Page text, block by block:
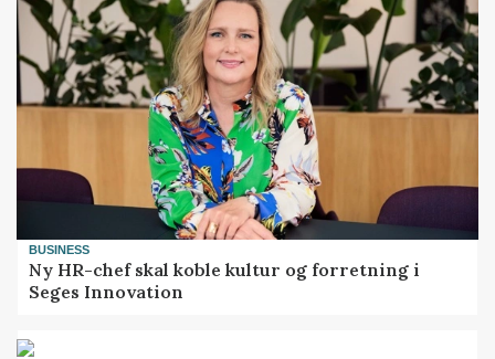
BUSINESS
Ny HR-chef skal koble kultur og forretning i
Seges Innovation